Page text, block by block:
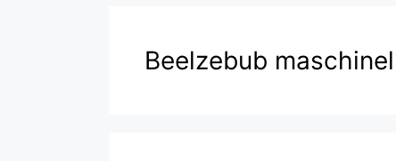
Beelzebub